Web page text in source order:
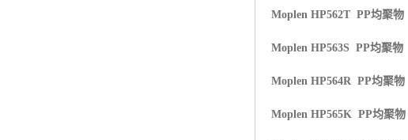
Moplen HP562T PP均聚物
Moplen HP563S PP均聚物
Moplen HP564R PP均聚物
Moplen HP565K PP均聚物